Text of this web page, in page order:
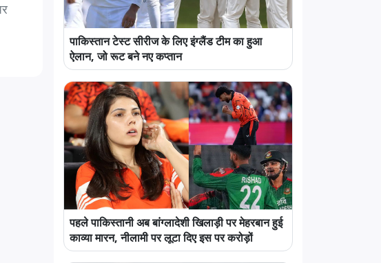
पाकिस्तान टेस्ट सीरीज के लिए इंग्लैंड टीम का हुआ
ऐलान, जो रूट बने नए कप्तान
पहले पाकिस्तानी अब बांग्लादेशी खिलाड़ी पर मेहरबान हुई
काव्या मारन, नीलामी पर लूटा दिए इस पर करोड़ों